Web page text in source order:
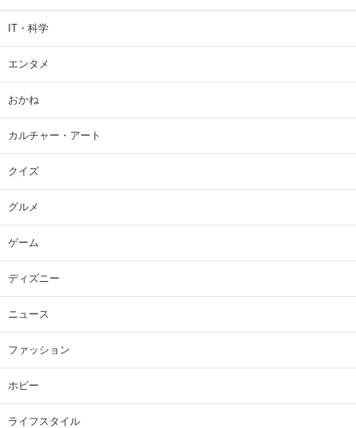
IT・科学
エンタメ
おかね
カルチャー・アート
クイズ
グルメ
ゲーム
ディズニー
ニュース
ファッション
ホビー
ライフスタイル